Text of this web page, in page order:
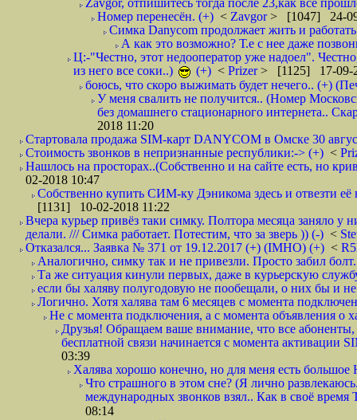
Zavgor, отпишитесь тогда после 23,как все
Номер перенесён. (+) < Zavgor> [1047] 24-
Симка Danycom продолжает жить и
А как это возможно? Т.е с нее даже
Ц:-"Честно, этот недооператор уже надоел".
из него все соки..)
(+) < Prizer> [1125] 17-09-
боюсь, что скоро выжимать будет нечего.. (+)
У меня свалить не получится.. (Номер
без домашнего стационарного интернета..
2018 11:20
Стартовала продажа SIM-карт DANYCOM в Омске 30
Стоимость звонков в непризнанные республики:-> (+) <
Нашлось на просторах..(Собственно и на сайте есть, но
02-2018 10:47
Собственно купить СИМ-ку Дэникома здесь и отвезти
[1131] 10-02-2018 11:22
Вчера курьер привёз таки симку. Полтора месяца заняло
делали. /// Симка работает. Потестим, что за зверь )) (-) <
Отказался... Заявка № 371 от 19.12.2017 (+) (IMHO) (+) <
Аналогично, симку так и не привезли. Просто забил
Та же ситуация кинули первых, даже в курьерскую
если бы халяву полугодовую не пообещали, о них бы и
Логично. Хотя халява там 6 месяцев с момента
Не с момента подключения, а с момента объявления о
Друзья! Обращаем ваше внимание, что все
бесплатной связи начинается с момента
03:39
Халява хорошо конечно, но для меня есть
Что страшного в этом сне? (Я лично
международных звонков взял.. Как в своё
08:14